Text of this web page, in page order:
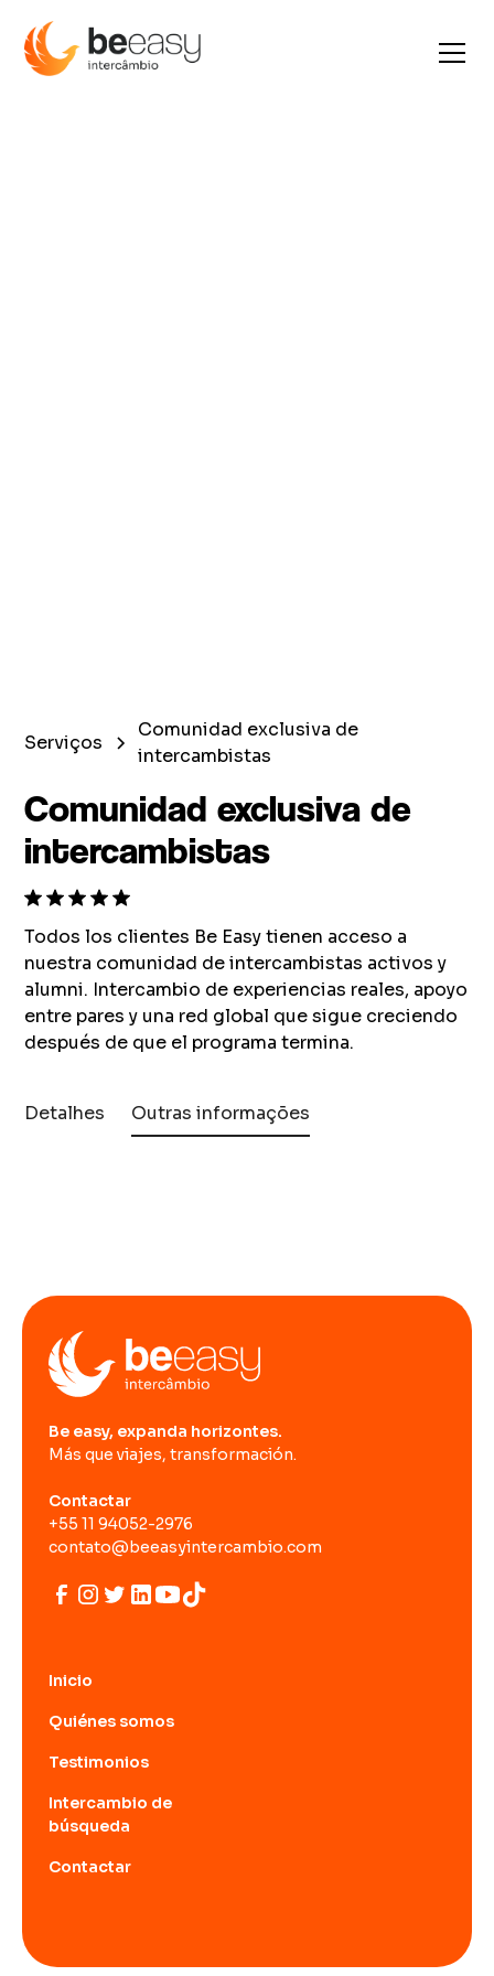
Serviços
Comunidad exclusiva de
intercambistas
Comunidad exclusiva de
intercambistas
Todos los clientes Be Easy tienen acceso a
nuestra comunidad de intercambistas activos y
alumni. Intercambio de experiencias reales, apoyo
entre pares y una red global que sigue creciendo
después de que el programa termina.
Detalhes Outras informações
Be easy, expanda horizontes.
Más que viajes, transformación.
Contactar
+55 11 94052-2976
contato@beeasyintercambio.com
Inicio
Quiénes somos
Testimonios
Intercambio de
búsqueda
Contactar